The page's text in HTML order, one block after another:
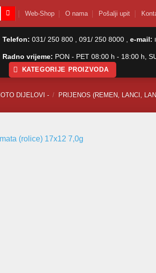
Web-Shop O nama Pošalji upit
Telefon: 031/ 250 800 , 091/ 250 8000 , e-mail:
Radno vrijeme: PON - PET 08:00 h - 18:00 h,
KATEGORIJE PROIZVODA
DIJELOVI - / PRIJENOS (REMEN, LANCI,